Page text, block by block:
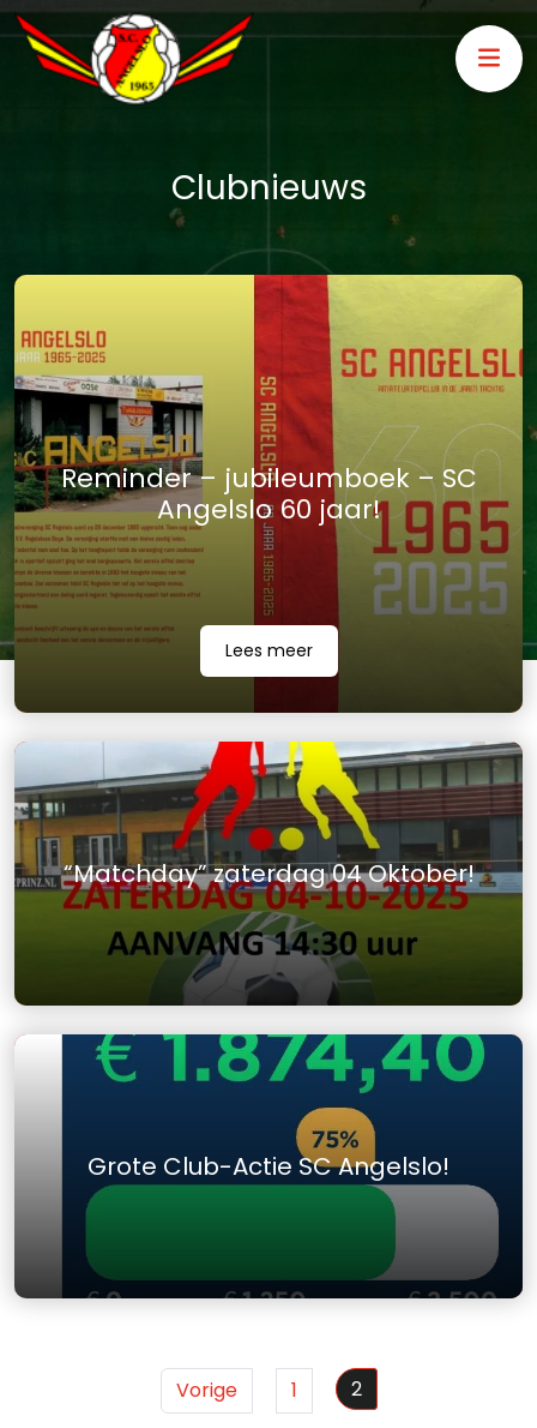
Clubnieuws
Reminder – jubileumboek – SC
Angelslo 60 jaar!
Lees meer
“Matchday” zaterdag 04 Oktober!
Grote Club-Actie SC Angelslo!
Vorige 1 2